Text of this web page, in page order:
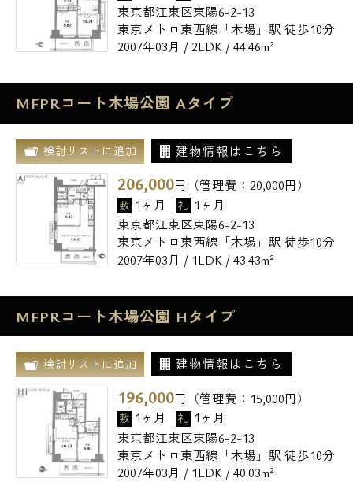
東京都江東区東陽6-2-13
東京メトロ東西線「木場」駅 徒歩10分
2007年03月 / 2LDK / 44.46m²
MFPRコート木場公園 Aタイプ
検討リストに追加 建物情報はこちら
206,000円（管理費： 20,000円）
敷 1ヶ月 礼 1ヶ月
東京都江東区東陽6-2-13
東京メトロ東西線「木場」駅 徒歩10分
2007年03月 / 1LDK / 43.43m²
MFPRコート木場公園 Hタイプ
検討リストに追加 建物情報はこちら
196,000円（管理費： 15,000円）
敷 1ヶ月 礼 1ヶ月
東京都江東区東陽6-2-13
東京メトロ東西線「木場」駅 徒歩10分
2007年03月 / 1LDK / 40.03m²